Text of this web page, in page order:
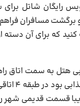
رایگان شاتل
مسافران
هزینه کنید که برای
هتل به سمت اتاق
رسید
قسمت قدیمی شهر